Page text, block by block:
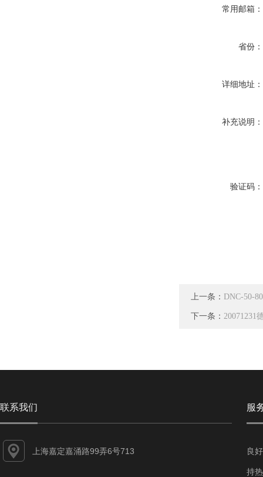
常用邮箱：
省份：
详细地址：
补充说明：
验证码：
上一条： DNC-50-
下一条： 20071231
联系我们
上海嘉定嘉涌路99弄6号713
服
良
持